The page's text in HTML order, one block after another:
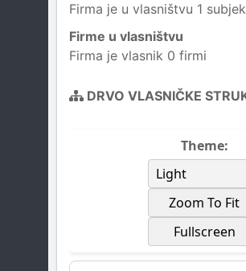
Firma je u vlasništvu 1
Firme u vlasništvu
Firma je vlasnik 0 firmi
DRVO VLASNIČKE
Theme:
Zoom To Fit
Fullscreen